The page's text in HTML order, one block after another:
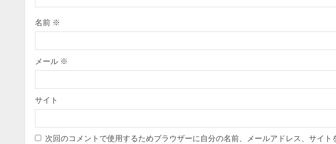
i
n
g
名前 ※
メール ※
サイト
次回のコメントで使用するためブラウザーに自分の名前、メールアドレス、サイト